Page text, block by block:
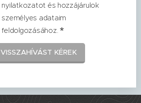
nyilatkozatot és hozzájárulok
személyes adataim
feldolgozásához.
VISSZAHÍVÁST KÉREK